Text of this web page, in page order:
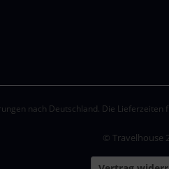
nach Deutschland. Die
© Travelhouse